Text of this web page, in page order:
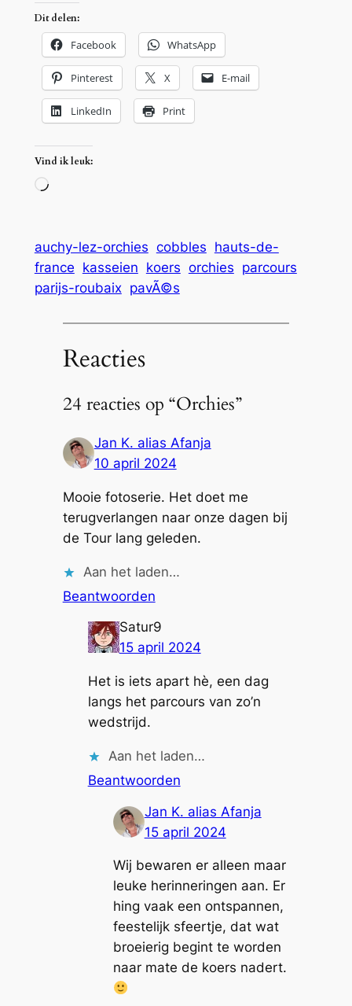
Dit delen:
Facebook WhatsApp
Pinterest X E-mail
LinkedIn Print
Vind ik leuk:
Aan
auchy-lez-orchies cobbles hauts-de-
france kasseien koers orchies parcours
parijs-roubaix pavÃ©s
Reacties
24 reacties op “Orchies”
Jan K. alias Afanja
10 april 2024
Mooie fotoserie. Het doet me
terugverlangen naar onze dagen bij
de Tour lang geleden.
Aan het laden…
Beantwoorden
Satur9
15 april 2024
Het is iets apart hè, een dag
langs het parcours van zo’n
wedstrijd.
Aan het laden…
Beantwoorden
Jan K. alias Afanja
15 april 2024
Wij bewaren er alleen maar
leuke herinneringen aan. Er
hing vaak een ontspannen,
feestelijk sfeertje, dat wat
broeierig begint te worden
naar mate de koers nadert.